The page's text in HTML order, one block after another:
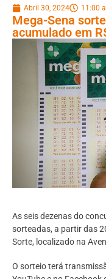
Abril 30, 2024 11:00
Mega-Sena
acumulado em
As seis dezenas do
sorteadas, a partir das
Sorte, localizado na
O sorteio terá